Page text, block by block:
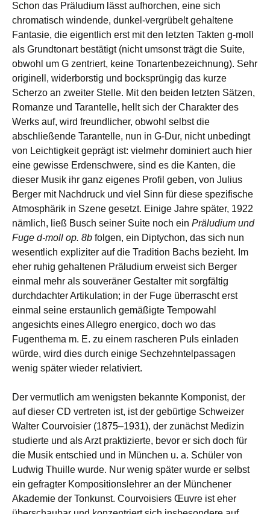
Schon das Präludium lässt aufhorchen, eine sich
chromatisch windende, dunkel-vergrübelt gehaltene
Fantasie, die eigentlich erst mit den letzten Takten g-moll
als Grundtonart bestätigt (nicht umsonst trägt die Suite,
obwohl um G zentriert, keine Tonartenbezeichnung). Sehr
originell, widerborstig und bocksprüngig das kurze
Scherzo an zweiter Stelle. Mit den beiden letzten Sätzen,
Romanze und Tarantelle, hellt sich der Charakter des
Werks auf, wird freundlicher, obwohl selbst die
abschließende Tarantelle, nun in G-Dur, nicht unbedingt
von Leichtigkeit geprägt ist: vielmehr dominiert auch hier
eine gewisse Erdenschwere, sind es die Kanten, die
dieser Musik ihr ganz eigenes Profil geben, von Julius
Berger mit Nachdruck und viel Sinn für diese spezifische
Atmosphärik in Szene gesetzt. Einige Jahre später, 1922
nämlich, ließ Busch seiner Suite noch ein Präludium und
Fuge d-moll op. 8b folgen, ein Diptychon, das sich nun
wesentlich expliziter auf die Tradition Bachs bezieht. Im
eher ruhig gehaltenen Präludium erweist sich Berger
einmal mehr als souveräner Gestalter mit sorgfältig
durchdachter Artikulation; in der Fuge überrascht erst
einmal seine erstaunlich gemäßigte Tempowahl
angesichts eines Allegro energico, doch wo das
Fugenthema m. E. zu einem rascheren Puls einladen
würde, wird dies durch einige Sechzehntelpassagen
wenig später wieder relativiert.
Der vermutlich am wenigsten bekannte Komponist, der
auf dieser CD vertreten ist, ist der gebürtige Schweizer
Walter Courvoisier (1875–1931), der zunächst Medizin
studierte und als Arzt praktizierte, bevor er sich doch für
die Musik entschied und in München u. a. Schüler von
Ludwig Thuille wurde. Nur wenig später wurde er selbst
ein gefragter Kompositionslehrer an der Münchener
Akademie der Tonkunst. Courvoisiers Œuvre ist eher